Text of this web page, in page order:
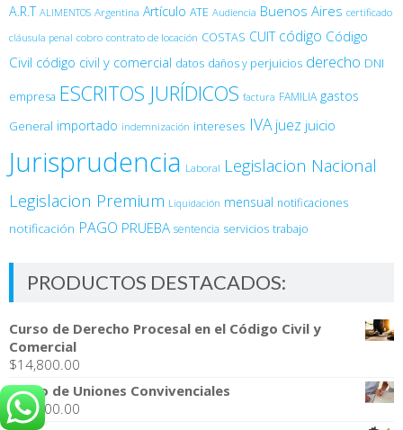
A.R.T ALIMENTOS Argentina Artículo ATE Audiencia Buenos Aires certificado
cláusula penal cobro contrato de locación COSTAS CUIT código Código
Civil código civil y comercial datos daños y perjuicios derecho DNI
empresa ESCRITOS JURÍDICOS factura FAMILIA gastos
General importado indemnización intereses IVA juez juicio
Jurisprudencia Laboral Legislacion Nacional
Legislacion Premium Liquidación mensual notificaciones
notificación PAGO PRUEBA sentencia servicios trabajo
PRODUCTOS DESTACADOS:
Curso de Derecho Procesal en el Código Civil y
Comercial
$14,800.00
Curso de Uniones Convivenciales
$14,800.00